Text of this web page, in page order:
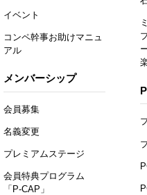
イベント
コンペ幹事お助けマニュ
アル
メンバーシップ
会員募集
名義変更
プレミアムステージ
会員特典プログラム
「P-CAP」